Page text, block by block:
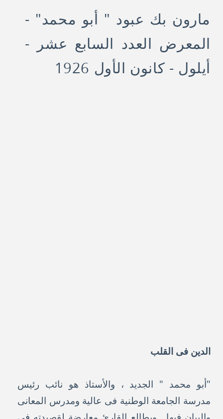
مارون بك عبود " أبو محمد" -
المعرض العدد السابع عشر -
أيلول - كانون الأول 1926
الدين فى القلب
"أبو محمد " الجديد ، والأستاذ هو نائب رئيس
مدرسة الجامعة الوطنية فى عالية ومدرس المعانى